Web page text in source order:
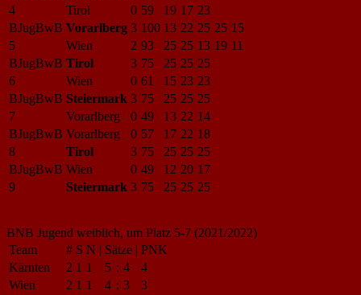
4
Tirol 0 59 19 17 23
BJugBwB Vorarlberg 3 100 13 22 25 25 15
5
Wien 2 93 25 25 13 19 11
BJugBwB Tirol 3 75 25 25 25
6
Wien 0 61 15 23 23
BJugBwB Steiermark 3 75 25 25 25
7
Vorarlberg 0 49 13 22 14
BJugBwB Vorarlberg 0 57 17 22 18
8
Tirol 3 75 25 25 25
BJugBwB Wien 0 49 12 20 17
9
Steiermark 3 75 25 25 25
BNB Jugend weiblich, um Platz 5-7 (2021/2022)
Team
# S N | Sätze | PNK
Kärnten
2 1 1 5 : 4
4
Wien
2 1 1 4 : 3
3